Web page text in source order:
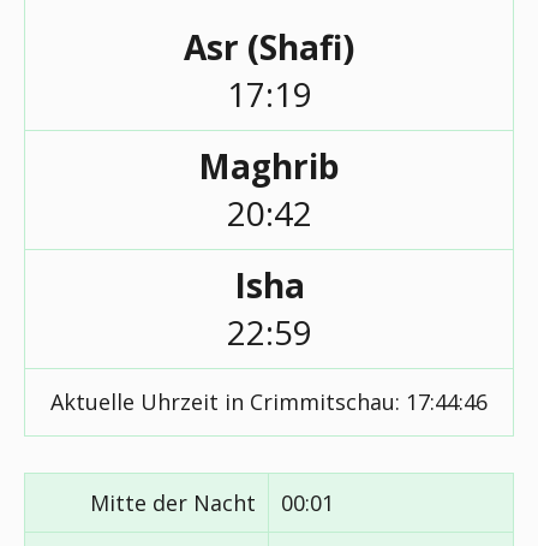
Asr (Shafi)
17:19
Maghrib
20:42
Isha
22:59
Aktuelle Uhrzeit in Crimmitschau: 17:44:46
Mitte der Nacht 00:01